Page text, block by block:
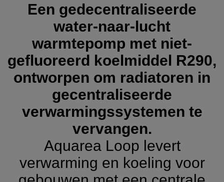
Een gedecentraliseerde
water-naar-lucht
warmtepomp met niet-
gefluoreerd koelmiddel R290,
ontworpen om radiatoren in
gecentraliseerde
verwarmingssystemen te
vervangen.
Aquarea Loop levert
verwarming en koeling voor